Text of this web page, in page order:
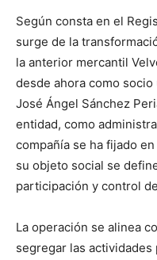
Según consta en el
surge de la
la anterior mercantil
desde ahora como
José Ángel Sánchez
entidad, como
compañía se ha fijado
su objeto social se
participación y control
La operación se alinea
segregar las